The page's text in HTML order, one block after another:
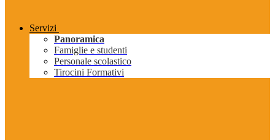
Servizi
Panoramica
Famiglie e studenti
Personale scolastico
Tirocini Formativi